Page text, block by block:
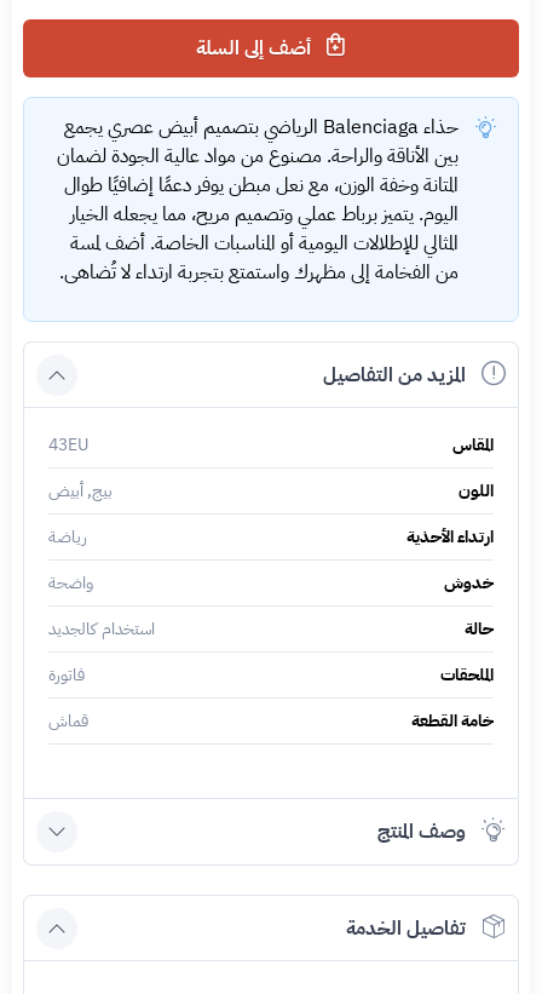
حذاء Balenciaga الرياضي بتصميم أبيض عصري يجمع
بين الأناقة والراحة. مصنوع من مواد عالية الجودة لضمان
المتانة وخفة الوزن، مع نعل مبطن يوفر دعمًا إضافيًا طوال
اليوم. يتميز برباط عملي وتصميم مريح، مما يجعله الخيار
المثالي للإطلالات اليومية أو المناسبات الخاصة. أضف لمسة
من الفخامة إلى مظهرك واستمتع بتجربة ارتداء لا تُضاهى.
المزيد من التفاصيل
المقاس
43EU
اللون
بيج, أبيض
ارتداء الأحذية
رياضة
خدوش
واضحة
حالة
استخدام كالجديد
الملحقات
فاتورة
خامة القطعة
قماش
وصف المنتج
تفاصيل الخدمة